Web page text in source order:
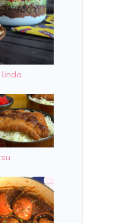
lindo